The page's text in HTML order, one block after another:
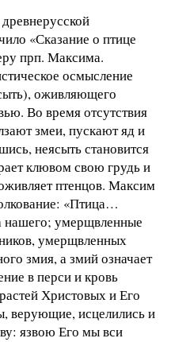
«Сказание о птице
прп. Максима.
осмысление
оживляющего
Во время отсутствия
змеи, пускают яд и
неясыть становится
клювом свою грудь и
птенцов. Максим
«Птица…
нашего; умерщвленные
умерщвленных
змия, а змий означает
в перси и кровь
Христовых и Его
верующие, исцелились и
язвою Его мы вси